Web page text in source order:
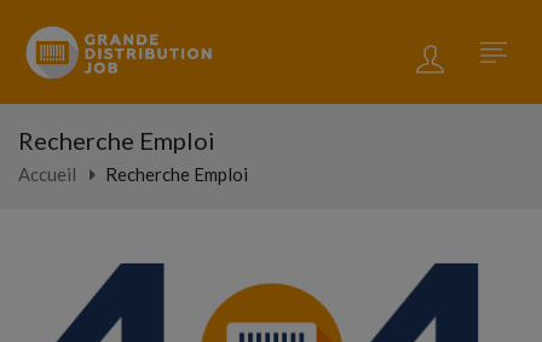
Recherche Emploi
Accueil Recherche Emploi